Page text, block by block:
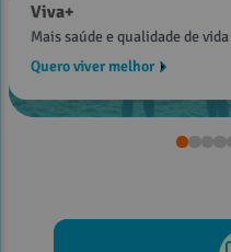
Viva+
Mais saúde e qualidade de vida
Quero viver melhor